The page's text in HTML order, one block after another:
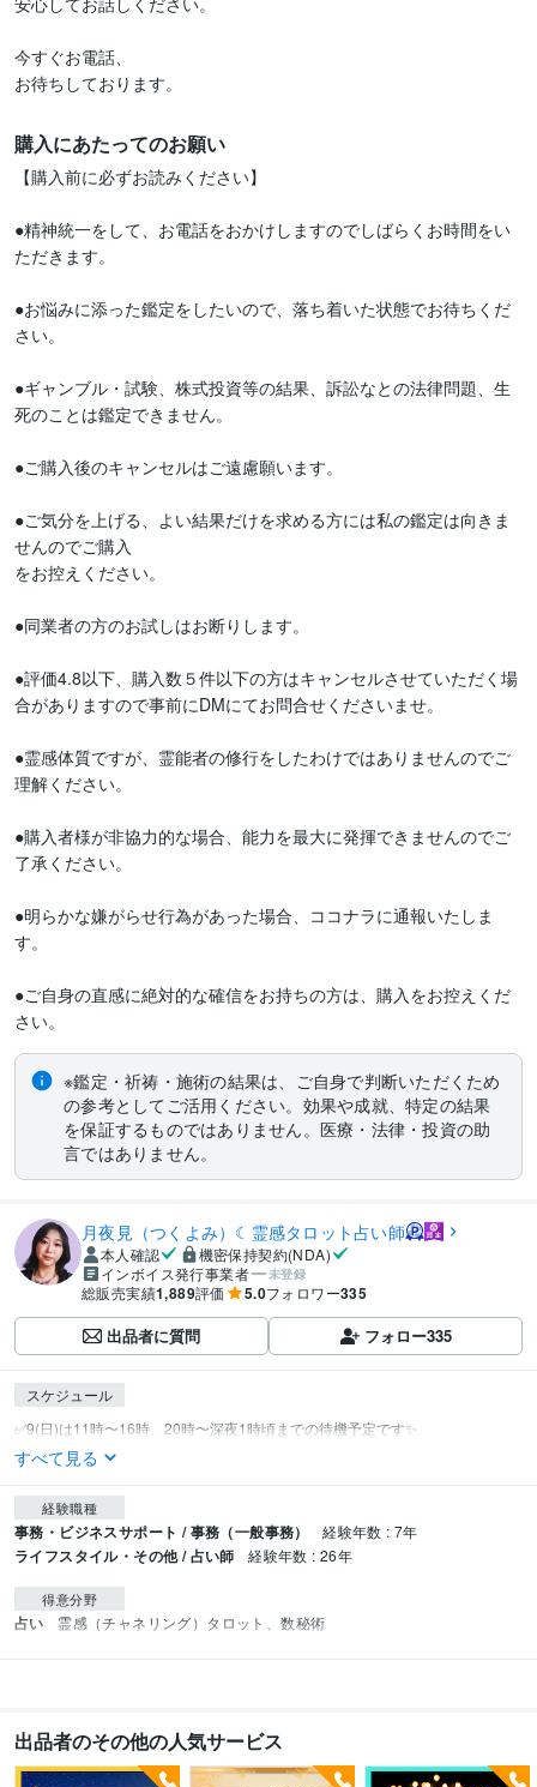
今すぐお電話、
お待ちしております。
購入にあたってのお願い
【購入前に必ずお読みください】
●精神統一をして、お電話をおかけしますのでしばらくお時間をい
ただきます。
●お悩みに添った鑑定をしたいので、落ち着いた状態でお待ちくだ
さい。
●ギャンブル・試験、株式投資等の結果、訴訟なとの法律問題、生
死のことは鑑定できません。
●ご購入後のキャンセルはご遠慮願います。
●ご気分を上げる、よい結果だけを求める方には私の鑑定は向きま
せんのでご購入
をお控えください。
●同業者の方のお試しはお断りします。
●評価4.8以下、購入数５件以下の方はキャンセルさせていただく場
合がありますので事前にDMにてお問合せくださいませ。
●霊感体質ですが、霊能者の修行をしたわけではありませんのでご
理解ください。
●購入者様が非協力的な場合、能力を最大に発揮できませんのでご
了承ください。
●明らかな嫌がらせ行為があった場合、ココナラに通報いたしま
す。
●ご自身の直感に絶対的な確信をお持ちの方は、購入をお控えくだ
さい。
※鑑定・祈祷・施術の結果は、ご自身で判断いただくため
の参考としてご活用ください。効果や成就、特定の結果
を保証するものではありません。医療・法律・投資の助
言ではありません。
月夜見（つくよみ）☾霊感タロット占い師
本人確認
機密保持契約(NDA)
インボイス発行事業者
未登録
総販売実績1,889評価 5.0フォロワー335
出品者に質問 フォロー335
スケジュール
すべて見る
経験職種
事務・ビジネスサポート / 事務（一般事務） 経験年数 : 7年
ライフスタイル・その他 / 占い師 経験年数 : 26年
得意分野
占い 霊感（チャネリング）タロット、数秘術
出品者のその他の人気サービス